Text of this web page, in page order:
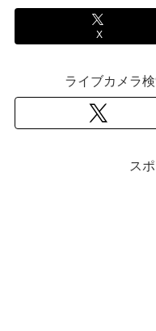
X
ライブカメラ
ス